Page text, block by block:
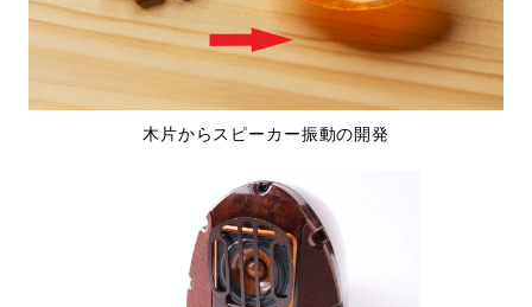
木片からスピーカー振動の開発